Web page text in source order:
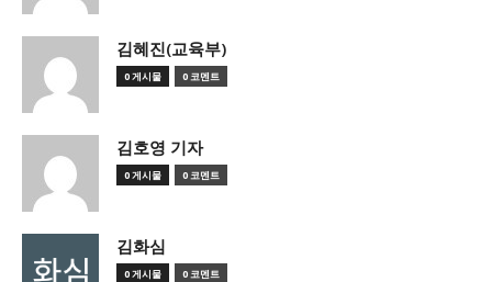
김혜진(교육부)
0 게시물 0 코멘트
김호영 기자
0 게시물 0 코멘트
김화심
0 게시물 0 코멘트